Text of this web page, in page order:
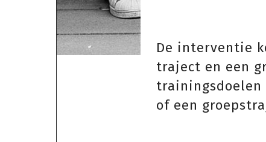
De interventie
traject en een
trainingsdoelen
of een